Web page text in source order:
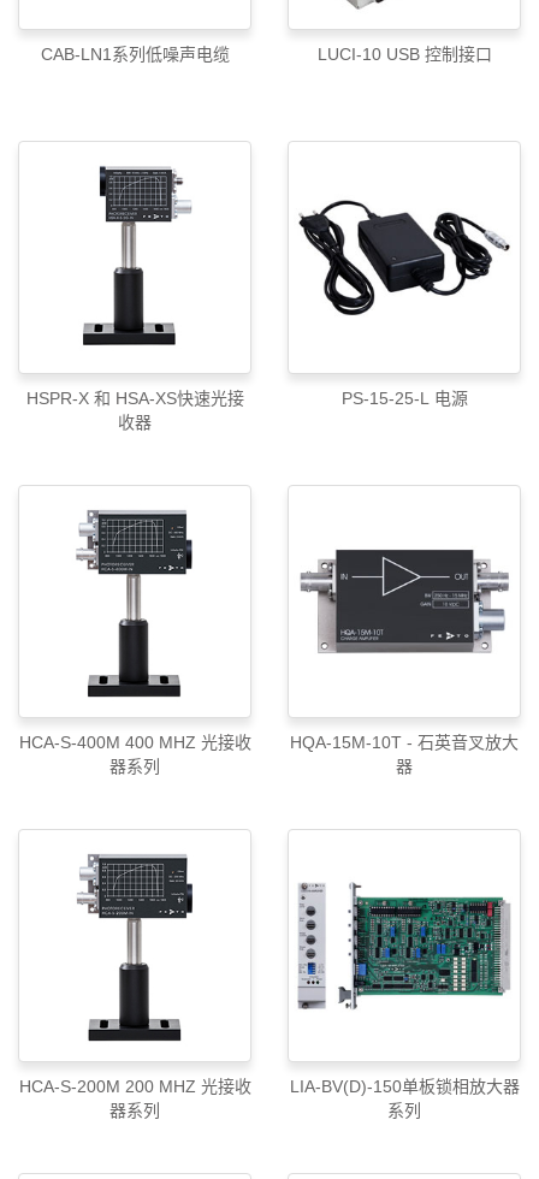
CAB-LN1系列低噪声电缆 LUCI-10 USB 控制接口
HSPR-X 和 HSA-XS快速光接
收器
PS-15-25-L 电源
HCA-S-400M 400 MHZ 光接收
器系列
HQA-15M-10T - 石英音叉放大
器
HCA-S-200M 200 MHZ 光接收
器系列
LIA-BV(D)-150单板锁相放大器
系列